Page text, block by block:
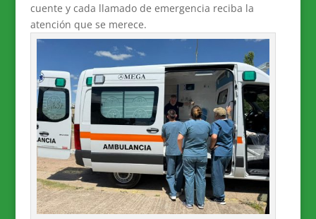
cuente y cada llamado de emergencia reciba la
atención que se merece.